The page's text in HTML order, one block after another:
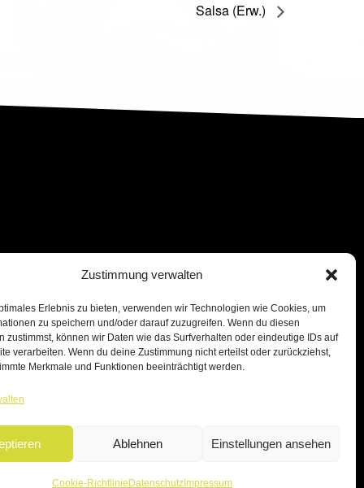
Zustimmung verwalten
Erlebnis zu bieten, verwenden wir Technologien wie Cookies, um
zu speichern und/oder darauf zuzugreifen. Wenn du diesen
zustimmst, können wir Daten wie das Surfverhalten oder eindeutige IDs auf
verarbeiten. Wenn du deine Zustimmung nicht erteilst oder zurückziehst,
Merkmale und Funktionen beeinträchtigt werden.
Ablehnen Einstellungen ansehen
Cookie-Richtlinie DatenschutzImpressum
Salsa (Erw.)